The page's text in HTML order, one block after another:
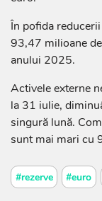
În pofida
93,47 milioane
anului 2025.
Activele externe
la 31 iulie,
singură lună.
sunt mai mari cu
#rezerve #euro